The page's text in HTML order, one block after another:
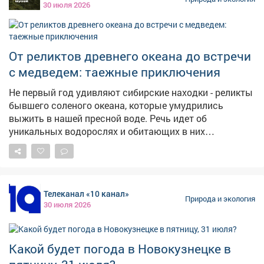
30 июля 2026
От реликтов древнего океана до встречи
с медведем: таежные приключения
Не первый год удивляют сибирские находки - реликты
бывшего соленого океана, которые умудрились
выжить в нашей пресной воде. Речь идет об
уникальных водорослях и обитающих в них
ракообразных. Несколько лет назад недалеко от
станции Казынет, в ручье с ледяной водой,
обнаружил эту диковину. Оказалось, что водоросль -
мощнейший эмульгатор. Если смешать ее с
подсолнечным маслом, оно превращается в молоко! А
добавив красящий порошок, мы получаем
полноценную водоэмульсионную краску. Проверено
на деле. Но и это не всё: в сыром виде водоросли
пахнут морской капустой, а при варке источают
Телеканал «10 канал»
30 июля 2026
Природа и экология
Какой будет погода в Новокузнецке в